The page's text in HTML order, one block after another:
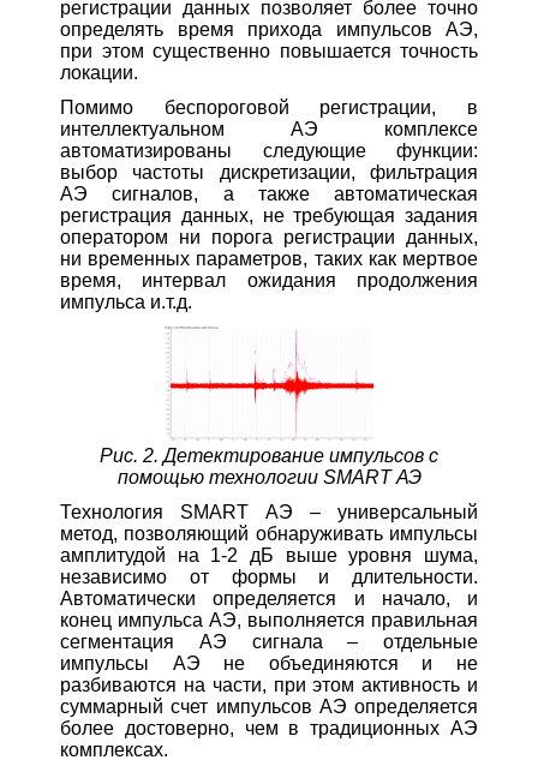
регистрации данных позволяет более точно
определять время прихода импульсов АЭ,
при этом существенно повышается точность
локации.
Помимо беспороговой регистрации, в
интеллектуальном АЭ комплексе
автоматизированы следующие функции:
выбор частоты дискретизации, фильтрация
АЭ сигналов, а также автоматическая
регистрация данных, не требующая задания
оператором ни порога регистрации данных,
ни временных параметров, таких как мертвое
время, интервал ожидания продолжения
импульса и.т.д.
Рис. 2. Детектирование импульсов с
помощью технологии SMART АЭ
Технология SMART АЭ – универсальный
метод, позволяющий обнаруживать импульсы
амплитудой на 1-2 дБ выше уровня шума,
независимо от формы и длительности.
Автоматически определяется и начало, и
конец импульса АЭ, выполняется правильная
сегментация АЭ сигнала – отдельные
импульсы АЭ не объединяются и не
разбиваются на части, при этом активность и
суммарный счет импульсов АЭ определяется
более достоверно, чем в традиционных АЭ
комплексах.